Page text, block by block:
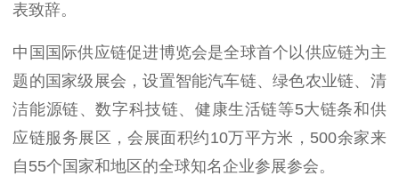
表致辞。
中国国际供应链促进博览会是全球首个以供应链为主
题的国家级展会，设置智能汽车链、绿色农业链、清
洁能源链、数字科技链、健康生活链等5大链条和供
应链服务展区，会展面积约10万平方米， 500余家来
自 55个国家和地区的全球知名企业参展参会。